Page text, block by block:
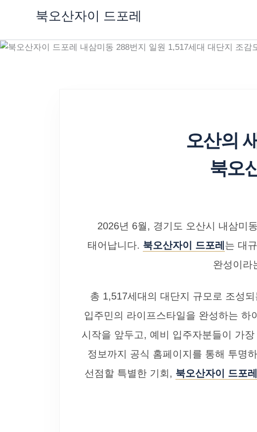
로
북오산자이 드포레
오산의
북오
2026년 6월, 경기도 오산시 내삼미
태어납니다. 북오산자이 드포레는 대
완성이라
총 1,517세대의 대단지 규모로 조성되
입주민의 라이프스타일을 완성하는 하
시작을 앞두고, 예비 입주자분들이 가
정보까지 공식 홈페이지를 통해 투명
선점할 특별한 기회, 북오산자이 드포레